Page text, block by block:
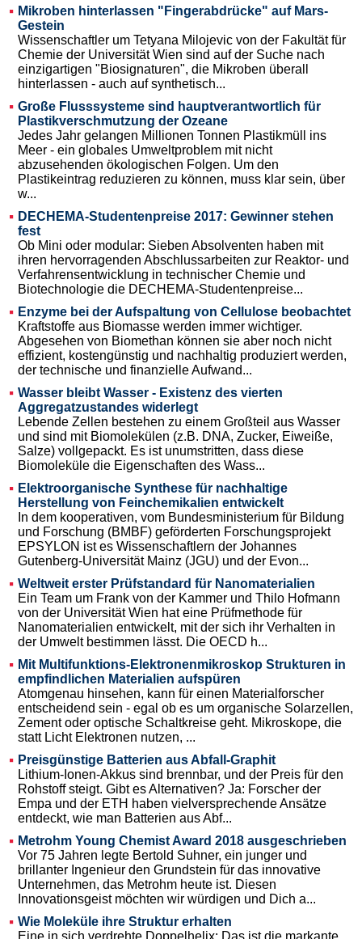
Mikroben hinterlassen "Fingerabdrücke" auf Mars-
Gestein
Wissenschaftler um Tetyana Milojevic von der Fakultät für
Chemie der Universität Wien sind auf der Suche nach
einzigartigen "Biosignaturen", die Mikroben überall
hinterlassen - auch auf synthetisch...
Große Flusssysteme sind hauptverantwortlich für
Plastikverschmutzung der Ozeane
Jedes Jahr gelangen Millionen Tonnen Plastikmüll ins
Meer - ein globales Umweltproblem mit nicht
abzusehenden ökologischen Folgen. Um den
Plastikeintrag reduzieren zu können, muss klar sein, über
w...
DECHEMA-Studentenpreise 2017: Gewinner stehen
fest
Ob Mini oder modular: Sieben Absolventen haben mit
ihren hervorragenden Abschlussarbeiten zur Reaktor- und
Verfahrensentwicklung in technischer Chemie und
Biotechnologie die DECHEMA-Studentenpreise...
Enzyme bei der Aufspaltung von Cellulose beobachtet
Kraftstoffe aus Biomasse werden immer wichtiger.
Abgesehen von Biomethan können sie aber noch nicht
effizient, kostengünstig und nachhaltig produziert werden,
der technische und finanzielle Aufwand...
Wasser bleibt Wasser - Existenz des vierten
Aggregatzustandes widerlegt
Lebende Zellen bestehen zu einem Großteil aus Wasser
und sind mit Biomolekülen (z.B. DNA, Zucker, Eiweiße,
Salze) vollgepackt. Es ist unumstritten, dass diese
Biomoleküle die Eigenschaften des Wass...
Elektroorganische Synthese für nachhaltige
Herstellung von Feinchemikalien entwickelt
In dem kooperativen, vom Bundesministerium für Bildung
und Forschung (BMBF) geförderten Forschungsprojekt
EPSYLON ist es Wissenschaftlern der Johannes
Gutenberg-Universität Mainz (JGU) und der Evon...
Weltweit erster Prüfstandard für Nanomaterialien
Ein Team um Frank von der Kammer und Thilo Hofmann
von der Universität Wien hat eine Prüfmethode für
Nanomaterialien entwickelt, mit der sich ihr Verhalten in
der Umwelt bestimmen lässt. Die OECD h...
Mit Multifunktions-Elektronenmikroskop Strukturen in
empfindlichen Materialien aufspüren
Atomgenau hinsehen, kann für einen Materialforscher
entscheidend sein - egal ob es um organische Solarzellen,
Zement oder optische Schaltkreise geht. Mikroskope, die
statt Licht Elektronen nutzen, ...
Preisgünstige Batterien aus Abfall-Graphit
Lithium-Ionen-Akkus sind brennbar, und der Preis für den
Rohstoff steigt. Gibt es Alternativen? Ja: Forscher der
Empa und der ETH haben vielversprechende Ansätze
entdeckt, wie man Batterien aus Abf...
Metrohm Young Chemist Award 2018 ausgeschrieben
Vor 75 Jahren legte Bertold Suhner, ein junger und
brillanter Ingenieur den Grundstein für das innovative
Unternehmen, das Metrohm heute ist. Diesen
Innovationsgeist möchten wir würdigen und Dich a...
Wie Moleküle ihre Struktur erhalten
Eine in sich verdrehte Doppelhelix: Das ist die markante